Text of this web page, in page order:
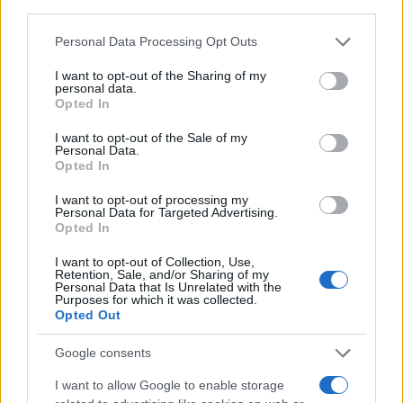
Please note that this website/app uses one or more Google
not limited to your visit or usage behaviour. You may click to
grant or deny consent to Google and its third-party tags to
use your data for below specified purposes in below Google
consent section.
Personal Data Processing Opt Outs
I want to opt-out of the Sharing of my
personal data.
Opted In
I want to opt-out of the Sale of my
Personal Data.
Opted In
I want to opt-out of processing my
Personal Data for Targeted Advertising.
Opted In
I want to opt-out of Collection, Use,
Retention, Sale, and/or Sharing of my
Personal Data that Is Unrelated with the
Purposes for which it was collected.
Opted Out
Google consents
I want to allow Google to enable storage
#Eurovision2026 winner DARA has arrived
of fans at Sofia Airport
Asked by reporters what she will do next,
she said she will “go home, eat pizza, and
cry in pajamas” to celebrate her win and
first wedding anniversary.
[ BNT]pic.twitter.com/VxcT70BxuE
— ESC Discord (@ESCdiscord)
May
17, 2026